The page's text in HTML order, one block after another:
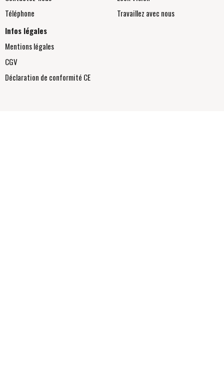
Téléphone
Travaillez avec nous
Infos légales
Mentions légales
CGV
Déclaration de conformité CE